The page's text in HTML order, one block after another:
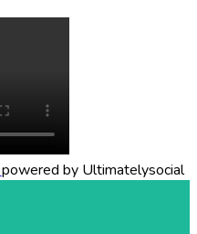
powered by Ultimatelysocial